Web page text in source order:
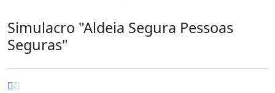
Simulacro "Aldeia Segura Pessoas
Seguras"